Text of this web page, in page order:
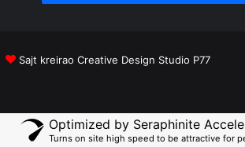
Sajt kreirao Creative Design Studio P77
Optimized by Seraphinite
Turns on site high speed to be attractive for